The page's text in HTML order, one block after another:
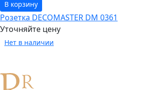
В корзину
Розетка DECOMASTER DM 0361
Уточняйте цену
Нет в наличии